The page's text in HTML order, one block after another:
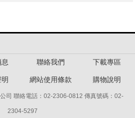
聯絡我們 下載專區
網站使用條款 購物說明
司 聯絡電話：02-2306-0812 傳真號碼：02-
2304-5297